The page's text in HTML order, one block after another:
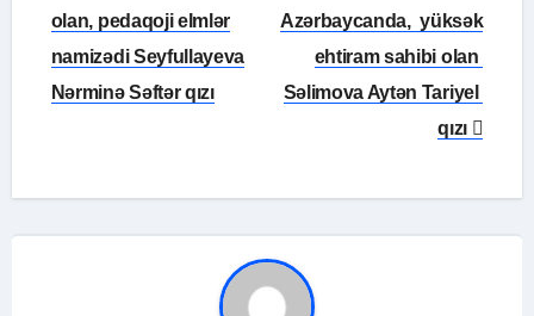
olan, pedaqoji elmlər
namizədi Seyfullayeva
Nərminə Səftər qızı
Azərbaycanda, yüksək
ehtiram sahibi olan
Səlimova Aytən Tariyel
qızı